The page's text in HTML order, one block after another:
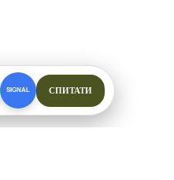
SIGNAL СПИТАТИ